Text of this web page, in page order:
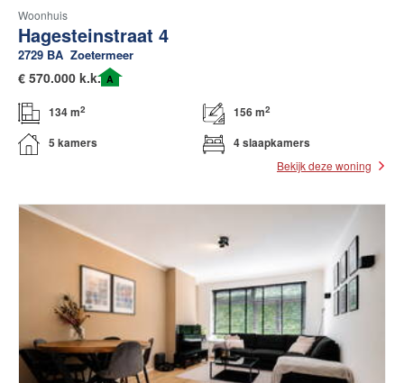
Woonhuis
Hagesteinstraat 4
2729 BA Zoetermeer
€ 570.000 k.k. A
134 m2 156 m2
5 kamers 4 slaapkamers
Bekijk deze woning